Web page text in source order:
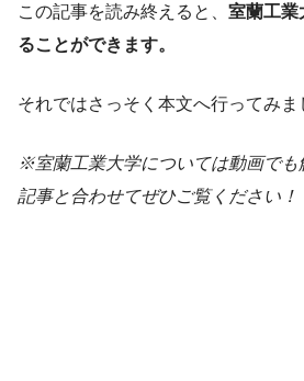
この記事を読み終えると、 室蘭工業
ることができます。
それではさっそく本文へ行ってみま
※室蘭工業大学については動画でも
記事と合わせてぜひご覧ください！